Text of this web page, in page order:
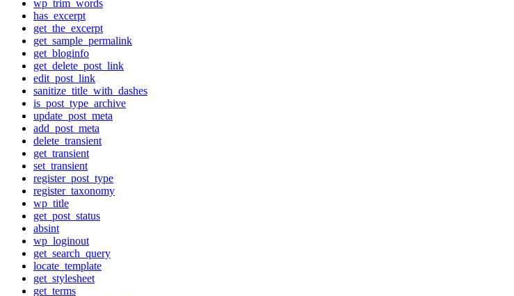
wp_trim_words
has_excerpt
get_the_excerpt
get_sample_permalink
get_bloginfo
get_delete_post_link
edit_post_link
sanitize_title_with_dashes
is_post_type_archive
update_post_meta
add_post_meta
delete_transient
get_transient
set_transient
register_post_type
register_taxonomy
wp_title
get_post_status
absint
wp_loginout
get_search_query
locate_template
get_stylesheet
get_terms